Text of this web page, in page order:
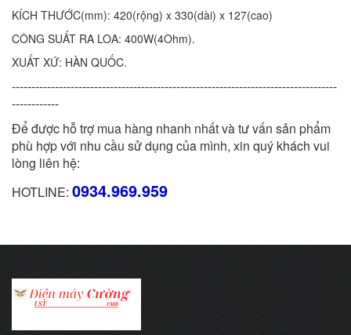
KÍCH THƯỚC(mm): 420(rộng) x 330(dài) x 127(cao)
CÔNG SUẤT RA LOA: 400W(4Ohm).
XUẤT XỨ: HÀN QUỐC.
-----------------------------------------------------------------------------------
------------
Để được hỗ trợ mua hàng nhanh nhất và tư vấn sản phẩm
phù hợp với nhu cầu sử dụng của mình, xin quý khách vui
lòng liên hệ:
HOTLINE: 0934.969.959